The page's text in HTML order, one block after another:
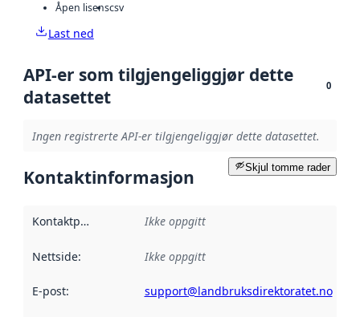
Åpen lisenscsv
Last ned
API-er som tilgjengeliggjør dette
datasettet
0
Ingen registrerte API-er tilgjengeliggjør dette datasettet.
Skjul tomme rader
Kontaktinformasjon
Kontaktpunkt Ikke oppgitt
Nettside: Ikke oppgitt
E-post: support@landbruksdirektoratet.no